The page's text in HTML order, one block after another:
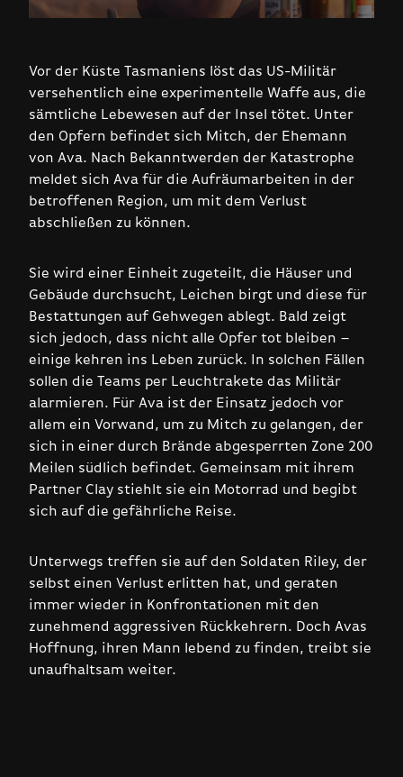
Vor der Küste Tasmaniens löst das US-Militär
versehentlich eine experimentelle Waffe aus, die
sämtliche Lebewesen auf der Insel tötet. Unter
den Opfern befindet sich Mitch, der Ehemann
von Ava. Nach Bekanntwerden der Katastrophe
meldet sich Ava für die Aufräumarbeiten in der
betroffenen Region, um mit dem Verlust
abschließen zu können.
Sie wird einer Einheit zugeteilt, die Häuser und
Gebäude durchsucht, Leichen birgt und diese für
Bestattungen auf Gehwegen ablegt. Bald zeigt
sich jedoch, dass nicht alle Opfer tot bleiben –
einige kehren ins Leben zurück. In solchen Fällen
sollen die Teams per Leuchtrakete das Militär
alarmieren. Für Ava ist der Einsatz jedoch vor
allem ein Vorwand, um zu Mitch zu gelangen, der
sich in einer durch Brände abgesperrten Zone 200
Meilen südlich befindet. Gemeinsam mit ihrem
Partner Clay stiehlt sie ein Motorrad und begibt
sich auf die gefährliche Reise.
Unterwegs treffen sie auf den Soldaten Riley, der
selbst einen Verlust erlitten hat, und geraten
immer wieder in Konfrontationen mit den
zunehmend aggressiven Rückkehrern. Doch Avas
Hoffnung, ihren Mann lebend zu finden, treibt sie
unaufhaltsam weiter.